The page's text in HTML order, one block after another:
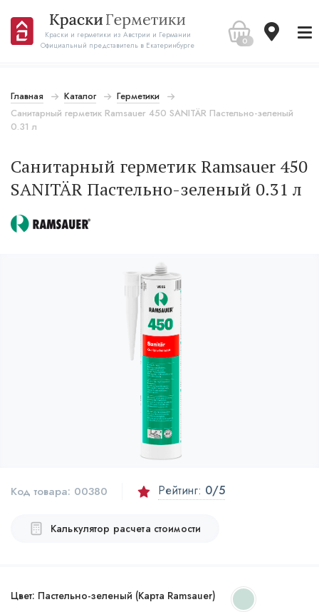
Краски и герметики из Австрии и Германии
Официальный представитель в Екатеринбурге
0
Главная Каталог
Герметики
Санитарный герметик Ramsauer 450 SANITÄR Пастельно-зеленый
0.31 л
Санитарный герметик Ramsauer 450
SANITÄR Пастельно-зеленый 0.31 л
Код товара: 00380 Рейтинг: 0/5
Калькулятор расчета стоимости
Цвет: Пастельно-зеленый (Карта Ramsauer)